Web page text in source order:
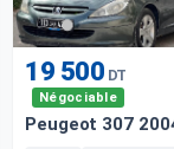
Sousse
19 500 DT
Négociable
Peugeot 307